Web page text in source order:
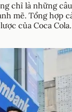
chỉ là những
mẽ. Tổng hợp
của Coca Cola.